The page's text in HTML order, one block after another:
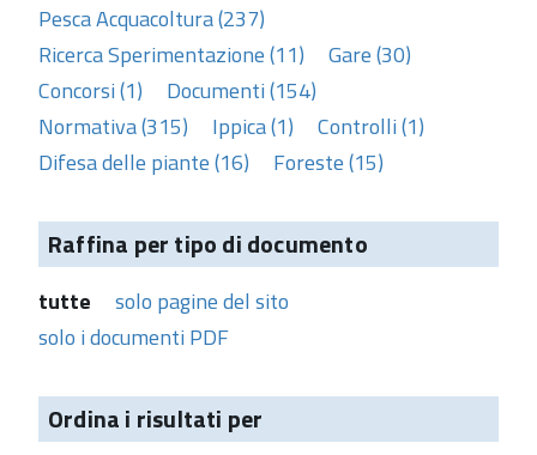
Pesca Acquacoltura (237)
Ricerca Sperimentazione (11)
Gare (30)
Concorsi (1)
Documenti (154)
Normativa (315)
Ippica (1)
Controlli (1)
Difesa delle piante (16)
Foreste (15)
Raffina per tipo di documento
tutte
solo pagine del sito
solo i documenti PDF
Ordina i risultati per